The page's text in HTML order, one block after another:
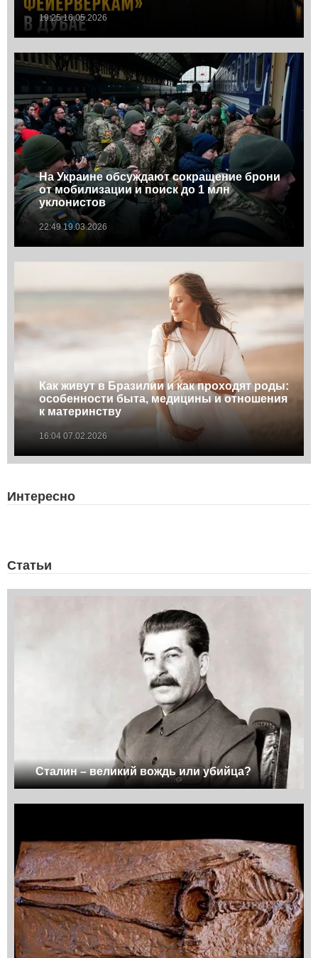
19:25 16.05.2026
На Украине обсуждают сокращение брони
от мобилизации и поиск до 1 млн
уклонистов
22:49 19.03.2026
Как живут в Бразилии и как проходят роды:
особенности быта, медицины и отношения
к материнству
16:04 07.02.2026
Интересно
Статьи
Сталин – великий вождь или убийца?